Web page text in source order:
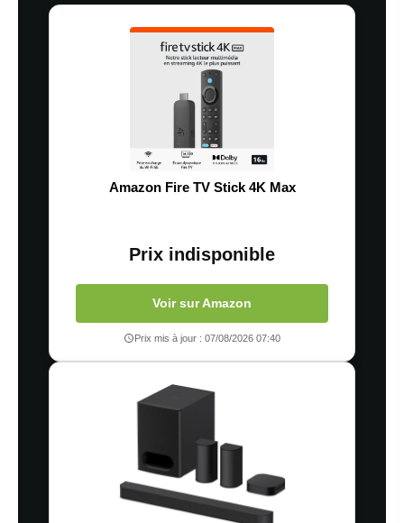
Amazon Fire TV Stick 4K Max
Prix indisponible
Voir sur Amazon
Prix mis à jour : 07/08/2026 07:40